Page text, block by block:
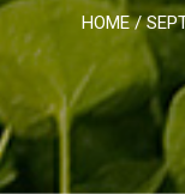
HOME/